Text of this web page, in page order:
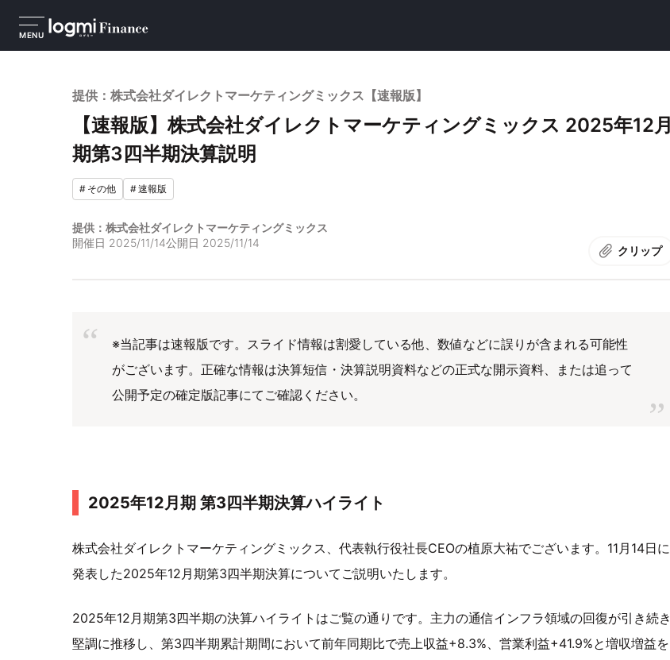
MENU
提供：株式会社ダイレクトマーケティングミックス【速報版】
【速報版】株式会社ダイレクトマーケティングミックス 2025年12月
期第3四半期決算説明
# その他 #速報版
提供：株式会社ダイレクトマーケティングミックス
開催日 2025/11/14公開日 2025/11/14
クリップ
※当記事は速報版です。スライド情報は割愛している他、数値などに誤りが含まれる可能性
がございます。正確な情報は決算短信・決算説明資料などの正式な開示資料、または追って
公開予定の確定版記事にてご確認ください。
2025年12月期 第3四半期決算ハイライト
株式会社ダイレクトマーケティングミックス、代表執行役社長CEOの植原大祐でございます。11月14日に
発表した2025年12月期第3四半期決算についてご説明いたします。
2025年12月期第3四半期の決算ハイライトはご覧の通りです。主力の通信インフラ領域の回復が引き続き
堅調に推移し、第3四半期累計期間において前年同期比で売上収益+8.3%、営業利益+41.9%と増収増益を